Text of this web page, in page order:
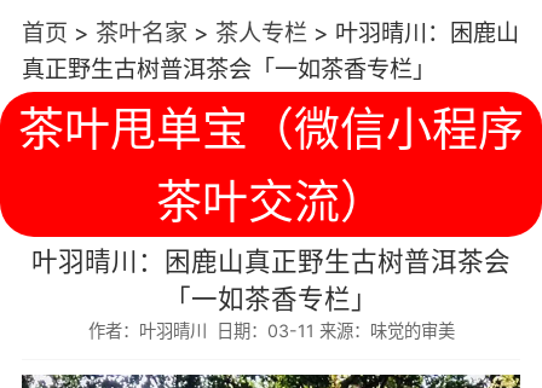
首页 > 茶叶名家> 茶人专栏> 叶羽晴川：困鹿山
真正野生古树普洱茶会「一如茶香专栏」
茶叶甩单宝（微信小程序
茶叶交流）
叶羽晴川：困鹿山真正野生古树普洱茶会
「一如茶香专栏」
作者：叶羽晴川 日期：03-11 来源：味觉的审美